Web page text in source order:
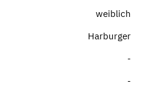
weiblich
Harburger
-
-